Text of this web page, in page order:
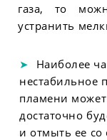
газа, то
устранить
Наиболее
нестабильное
пламени
достаточно
и отмыть ее со